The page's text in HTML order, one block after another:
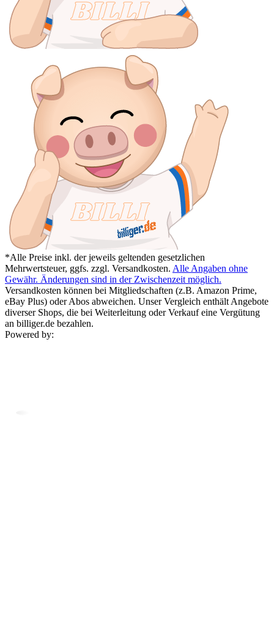
*Alle Preise inkl. der jeweils geltenden gesetzlichen
Mehrwertsteuer, ggfs. zzgl. Versandkosten. Alle Angaben ohne
Gewähr. Änderungen sind in der Zwischenzeit möglich.
Versandkosten können bei Mitgliedschaften (z.B. Amazon Prime,
eBay Plus) oder Abos abweichen. Unser Vergleich enthält Angebote
diverser Shops, die bei Weiterleitung oder Verkauf eine Vergütung
an billiger.de bezahlen.
Powered by: